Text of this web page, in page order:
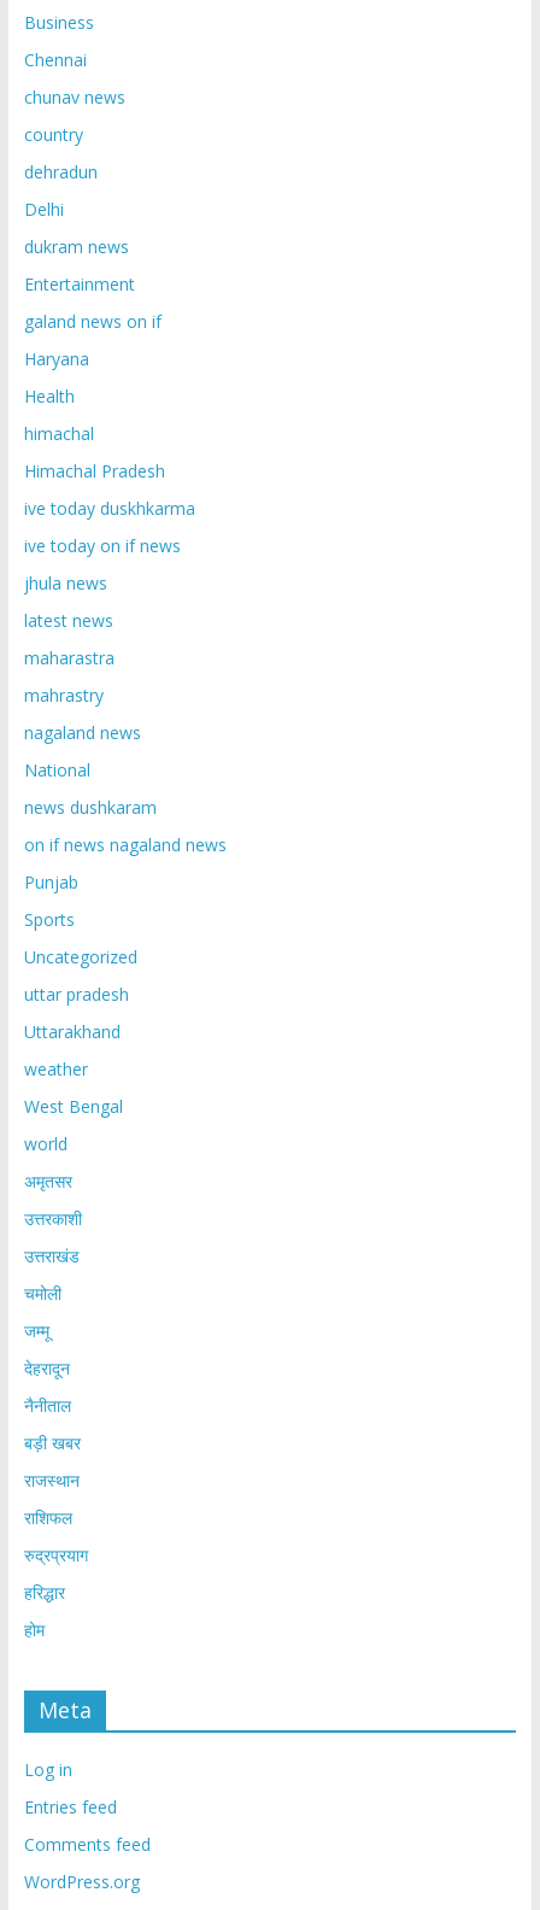
Business
Chennai
chunav news
country
dehradun
Delhi
dukram news
Entertainment
galand news on if
Haryana
Health
himachal
Himachal Pradesh
ive today duskhkarma
ive today on if news
jhula news
latest news
maharastra
mahrastry
nagaland news
National
news dushkaram
on if news nagaland news
Punjab
Sports
Uncategorized
uttar pradesh
Uttarakhand
weather
West Bengal
world
अमृतसर
उत्तरकाशी
उत्तराखंड
चमोली
जम्मू
देहरादून
नैनीताल
बड़ी खबर
राजस्थान
राशिफल
रुद्रप्रयाग
हरिद्धार
होम
Meta
Log in
Entries feed
Comments feed
WordPress.org